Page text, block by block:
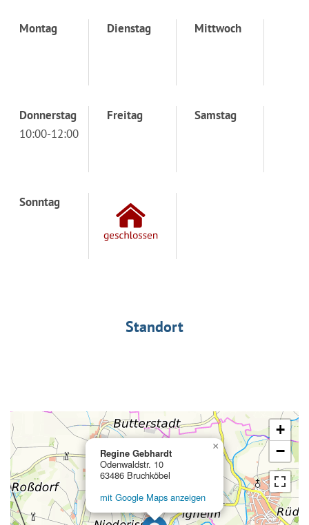
Montag Dienstag Mittwoch
Donnerstag
10:00-12:00
Freitag Samstag
Sonntag
Standort
Regine Gebhardt
Odenwaldstr. 10
63486 Bruchköbel
mit Google Maps anzeigen
×
+
−